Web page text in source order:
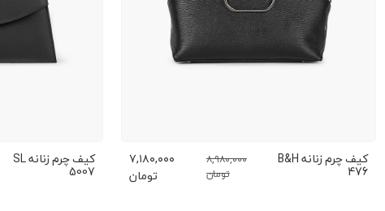
کیف چرم زنانه B&H
476
۸,۹۸۰,۰۰۰
تومان
۷,۱۸۰,۰۰۰
تومان
کیف چرم زنانه SL
5007